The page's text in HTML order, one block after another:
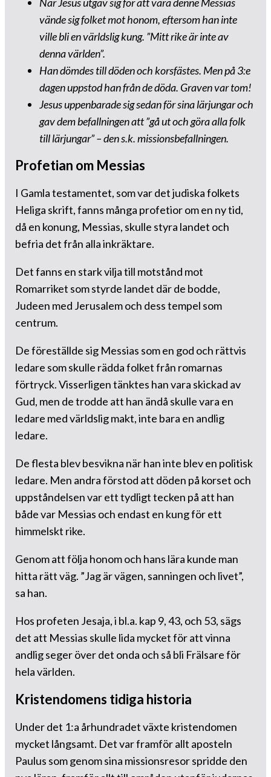
vände sig folket mot honom, eftersom han inte
ville bli en världslig kung. ”Mitt rike är inte av
denna världen”.
Han dömdes till döden och korsfästes. Men på 3:e
dagen uppstod han från de döda. Graven var tom!
Jesus uppenbarade sig sedan för sina lärjungar och
gav dem befallningen att ”gå ut och göra alla folk
till lärjungar” – den s.k. missionsbefallningen.
Profetian om Messias
I Gamla testamentet, som var det judiska folkets
Heliga skrift, fanns många profetior om en ny tid,
då en konung, Messias, skulle styra landet och
befria det från alla inkräktare.
Det fanns en stark vilja till motstånd mot
Romarriket som styrde landet där de bodde,
Judeen med Jerusalem och dess tempel som
centrum.
De föreställde sig Messias som en god och rättvis
ledare som skulle rädda folket från romarnas
förtryck. Visserligen tänktes han vara skickad av
Gud, men de trodde att han ändå skulle vara en
ledare med världslig makt, inte bara en andlig
ledare.
De flesta blev besvikna när han inte blev en politisk
ledare. Men andra förstod att döden på korset och
uppståndelsen var ett tydligt tecken på att han
både var Messias och endast en kung för ett
himmelskt rike.
Genom att följa honom och hans lära kunde man
hitta rätt väg. ”Jag är vägen, sanningen och livet”,
sa han.
Hos profeten Jesaja, i bl.a. kap 9, 43, och 53, sägs
det att Messias skulle lida mycket för att vinna
andlig seger över det onda och så bli Frälsare för
hela världen.
Kristendomens tidiga historia
Under det 1:a århundradet växte kristendomen
mycket långsamt. Det var framför allt aposteln
Paulus som genom sina missionsresor spridde den